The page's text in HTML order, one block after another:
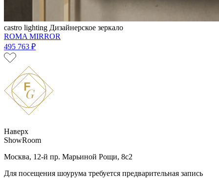
castro lighting Дизайнерское зеркало
ROMA MIRROR
495 763 ₽
Наверх
ShowRoom
Москва, 12-й пр. Марьиной Рощи, 8с2
Для посещения шоурума требуется предварительная запись